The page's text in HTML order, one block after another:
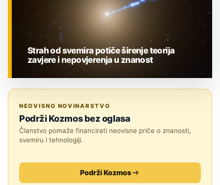
Strah od svemira potiče širenje teorija
zavjere i nepovjerenja u znanost
NEOVISNO NOVINARSTVO
Podrži Kozmos bez oglasa
Članstvo pomaže financirati neovisne priče o znanosti,
svemiru i tehnologiji.
Podrži Kozmos